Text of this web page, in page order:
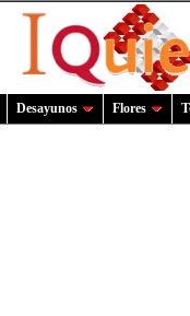
Desayunos Flores